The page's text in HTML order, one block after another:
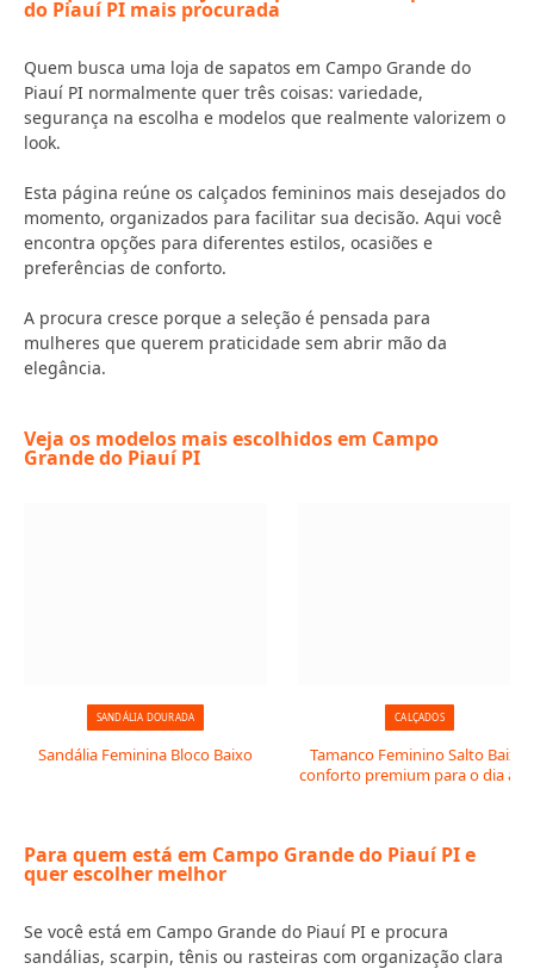
do Piauí PI mais procurada
Quem busca uma loja de sapatos em Campo Grande do
Piauí PI normalmente quer três coisas: variedade,
segurança na escolha e modelos que realmente valorizem o
look.
Esta página reúne os calçados femininos mais desejados do
momento, organizados para facilitar sua decisão. Aqui você
encontra opções para diferentes estilos, ocasiões e
preferências de conforto.
A procura cresce porque a seleção é pensada para
mulheres que querem praticidade sem abrir mão da
elegância.
Veja os modelos mais escolhidos em Campo
Grande do Piauí PI
SANDÁLIA DOURADA
Sandália Feminina Bloco Baixo
CALÇADOS
Tamanco Feminino Salto Baixo:
conforto premium para o dia a
Para quem está em Campo Grande do Piauí PI e
quer escolher melhor
Se você está em Campo Grande do Piauí PI e procura
sandálias, scarpin, tênis ou rasteiras com organização clara